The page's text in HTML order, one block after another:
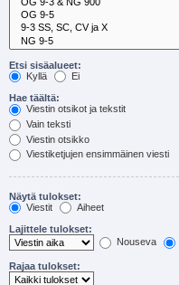
Etsi sisäalueet:
Kyllä
Ei
Hae täältä:
Viestin otsikot ja tekstit
Vain teksti
Viestin otsikko
Viestiketjujen ensimmäinen viesti
Näytä tulokset:
Viestit
Aiheet
Lajittele tulokset:
Nouseva
Rajaa tulokset: